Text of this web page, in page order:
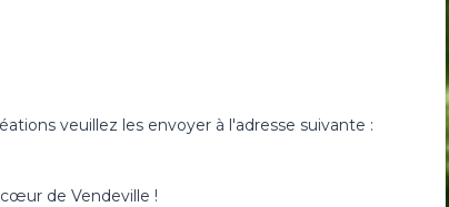
veuillez les envoyer à l'adresse suivante :
de Vendeville !